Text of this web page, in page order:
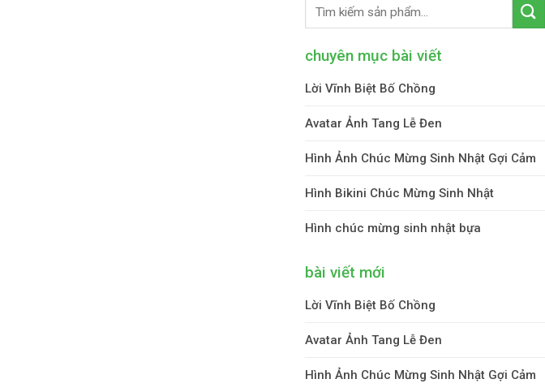
chuyên mục bài viết
Lời Vĩnh Biệt Bố Chồng
Avatar Ảnh Tang Lễ Đen
Hình Ảnh Chúc Mừng Sinh Nhật Gợi Cảm
Hình Bikini Chúc Mừng Sinh Nhật
Hình chúc mừng sinh nhật bựa
bài viết mới
Lời Vĩnh Biệt Bố Chồng
Avatar Ảnh Tang Lễ Đen
Hình Ảnh Chúc Mừng Sinh Nhật Gợi Cảm